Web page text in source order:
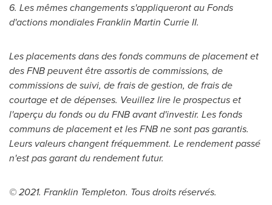
6. Les mêmes changements s'appliqueront au Fonds
d'actions mondialesFranklin Martin Currie II.
Les placements dans des fonds communs de placement et
des FNB peuvent être assortis de commissions, de
commissions de suivi, de frais de gestion, de frais de
courtage et de dépenses. Veuillez lire le prospectus et
l'aperçu du fonds ou du FNB avant d'investir. Les fonds
communs de placement et les FNB ne sont pas garantis.
Leurs valeurs changent fréquemment. Le rendement passé
n'est pas garant du rendement futur.
© 2021. Franklin Templeton. Tous droits réservés.